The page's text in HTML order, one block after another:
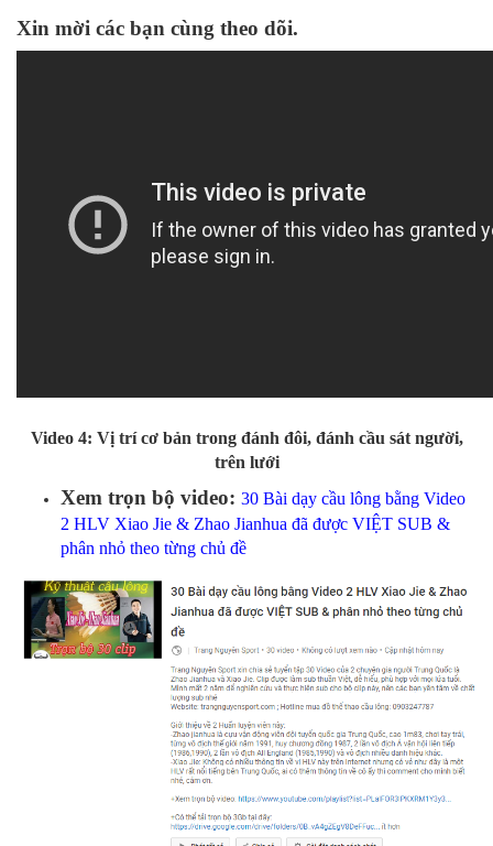
Xin mời các bạn cùng theo dõi.
Video 4: Vị trí cơ bản trong đánh đôi, đánh cầu sát người,
trên lưới
Xem trọn bộ video: 30 Bài dạy cầu lông bằng Video
2 HLV Xiao Jie & Zhao Jianhua đã được VIỆT SUB &
phân nhỏ theo từng chủ đề